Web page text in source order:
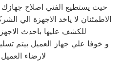
حيث يستطيع الفني اصلاح جهازك
الاطمئنان لا ياخد الاجهزة الي
للكشف عليها باحدث
و خوفا علي جهاز العميل بيتم
لارضاء العميل